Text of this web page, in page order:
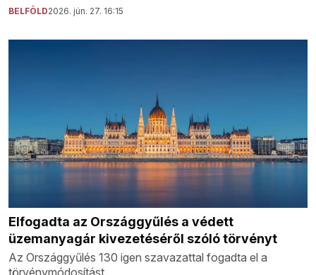
BELFÖLD2026. jún. 27. 16:15
Elfogadta az Országgyűlés a védett
üzemanyagár kivezetéséről szóló törvényt
Az Országgyűlés 130 igen szavazattal fogadta el a